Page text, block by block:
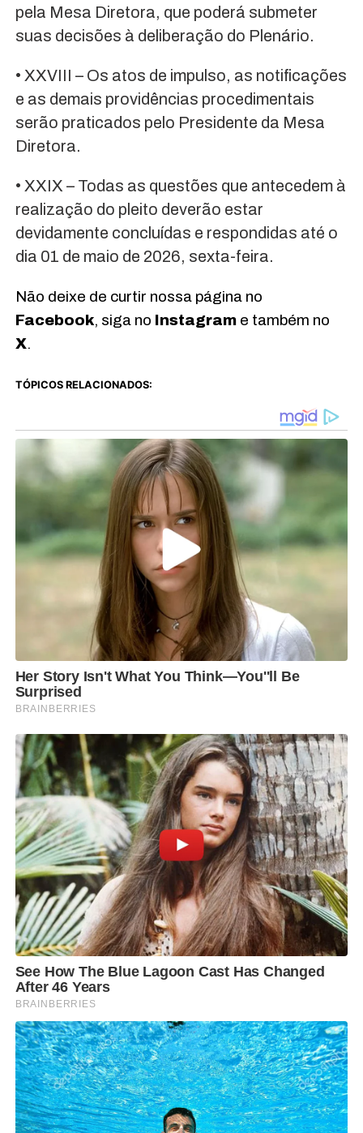
pela Mesa Diretora, que poderá submeter
suas decisões à deliberação do Plenário.
• XXVIII – Os atos de impulso, as notificações
e as demais providências procedimentais
serão praticados pelo Presidente da Mesa
Diretora.
• XXIX – Todas as questões que antecedem à
realização do pleito deverão estar
devidamente concluídas e respondidas até o
dia 01 de maio de 2026, sexta-feira.
Não deixe de curtir nossa página no
Facebook, siga no Instagrame também no
X.
TÓPICOS RELACIONADOS: